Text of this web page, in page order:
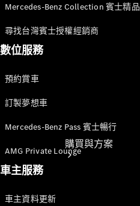
購買與方案
Mercedes-Benz Collection 賓士精品
尋找台灣賓士授權經銷商
數位服務
預約賞車
訂製夢想車
Mercedes-Benz Pass 賓士暢行
AMG Private Lounge
車主服務
車主資料更新